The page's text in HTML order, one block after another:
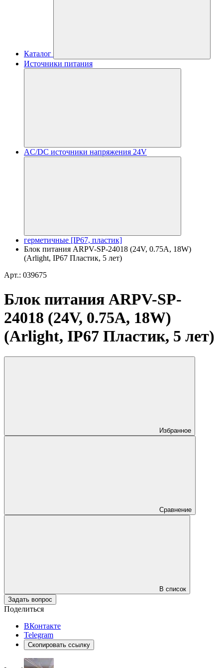
Каталог
Источники питания
AC/DC источники напряжения 24V
герметичные [IP67, пластик]
Блок питания ARPV-SP-24018 (24V, 0.75A, 18W)
(Arlight, IP67 Пластик, 5 лет)
Арт.: 039675
Блок питания ARPV-SP-
24018 (24V, 0.75A, 18W)
(Arlight, IP67 Пластик, 5 лет)
Избранное
Сравнение
В список
Задать вопрос
Поделиться
ВКонтакте
Telegram
Скопировать ссылку